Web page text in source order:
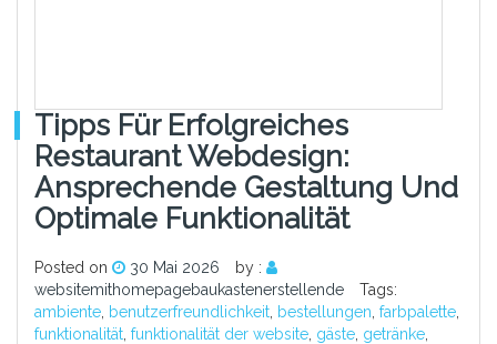
Tipps Für Erfolgreiches
Restaurant Webdesign:
Ansprechende Gestaltung Und
Optimale Funktionalität
Posted on 30 Mai 2026
by :
websitemithomepagebaukastenerstellende
Tags:
ambiente benutzerfreundlichkeit bestellungen farbpalette
funktionalität funktionalität der website gäste getränke